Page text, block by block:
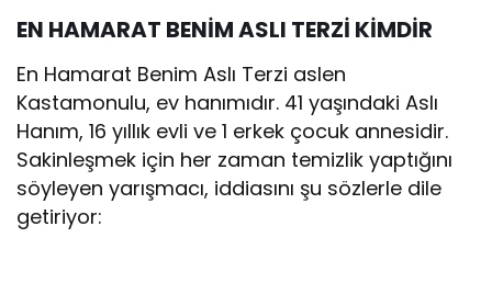
EN HAMARAT BENİM ASLI TERZİ KİMDİR
En Hamarat Benim Aslı Terzi aslen
Kastamonulu, ev hanımıdır. 41 yaşındaki Aslı
Hanım, 16 yıllık evli ve 1 erkek çocuk annesidir.
Sakinleşmek için her zaman temizlik yaptığını
söyleyen yarışmacı, iddiasını şu sözlerle dile
getiriyor: